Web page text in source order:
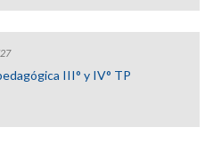
III° y IV° TP